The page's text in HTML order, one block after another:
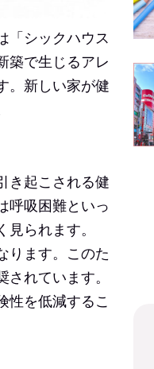
「シックハウス
築で生じるアレ
。新しい家が健
き起こされる健
呼吸困難といっ
られます。
ります。このた
れています。
性を低減するこ